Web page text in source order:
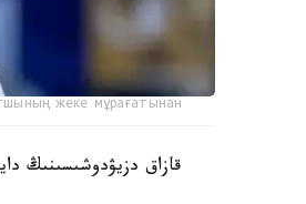
жеке мұрағатынан
قازاق دزيۋدوشىسىنىڭ